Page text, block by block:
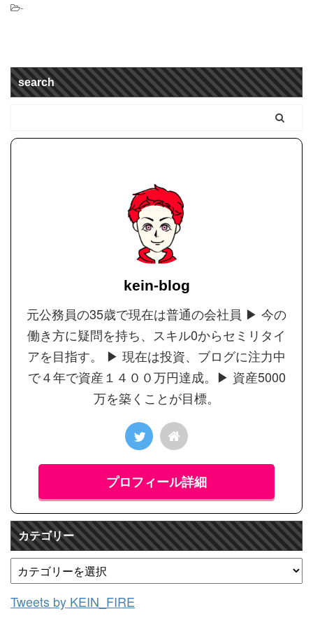
-
search
kein-blog
元公務員の35歳で現在は普通の会社員 ▶︎ 今の
働き方に疑問を持ち、スキル0からセミリタイ
アを目指す。 ▶︎ 現在は投資、ブログに注力中
で４年で資産１４００万円達成。▶︎ 資産5000
万を築くことが目標。
プロフィール詳細
カテゴリー
Tweets by KEIN_FIRE